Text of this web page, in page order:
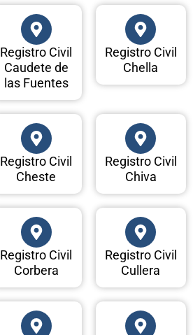
Registro Civil
Caudete de
las Fuentes
Registro Civil
Chella
Registro Civil
Cheste
Registro Civil
Chiva
Registro Civil
Corbera
Registro Civil
Cullera